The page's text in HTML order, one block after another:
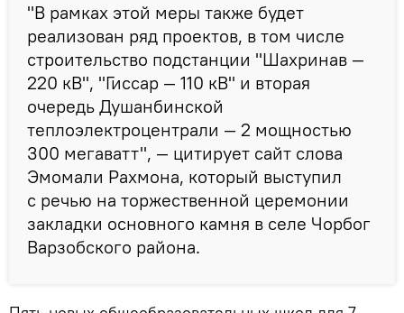
"В рамках этой меры также будет
реализован ряд проектов, в том числе
строительство подстанции "Шахринав —
220 кВ", "Гиссар — 110 кВ" и вторая
очередь Душанбинской
теплоэлектроцентрали — 2 мощностью
300 мегаватт", — цитирует сайт слова
Эмомали Рахмона, который выступил
с речью на торжественной церемонии
закладки основного камня в селе Чорбог
Варзобского района.